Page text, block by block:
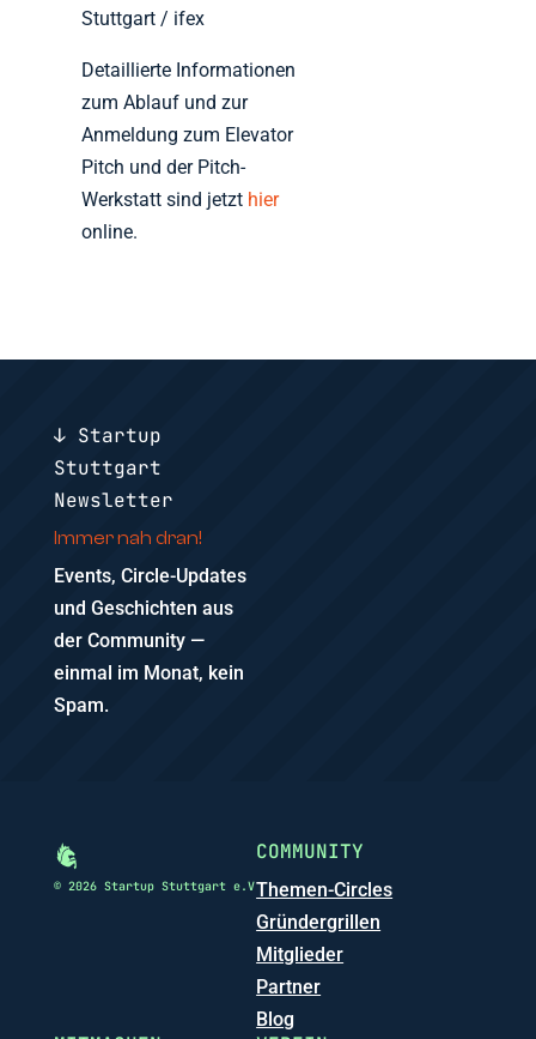
Stuttgart / ifex
Detaillierte Informationen
zum Ablauf und zur
Anmeldung zum Elevator
Pitch und der Pitch-
Werkstatt sind jetzt hier
online.
↓ Startup
Stuttgart
Newsletter
Immer nah dran!
Events, Circle-Updates
und Geschichten aus
der Community —
einmal im Monat, kein
Spam.
© 2026 Startup Stuttgart e.V
COMMUNITY
Themen-Circles
Gründergrillen
Mitglieder
Partner
Blog